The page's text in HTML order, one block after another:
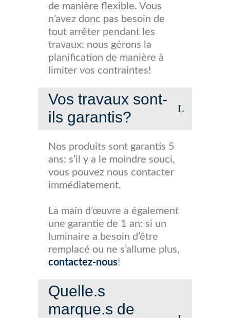
de manière flexible. Vous
n’avez donc pas besoin de
tout arrêter pendant les
travaux: nous gérons la
planification de manière à
limiter vos contraintes!
Vos travaux sont-
ils garantis?
Nos produits sont garantis 5
ans: s’il y a le moindre souci,
vous pouvez nous contacter
immédiatement.
La main d’œuvre a également
une garantie de 1 an: si un
luminaire a besoin d’être
remplacé ou ne s’allume plus,
contactez-nous!
Quelle.s
marque.s de